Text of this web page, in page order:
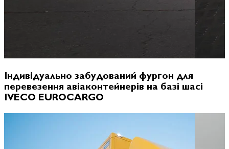
Індивідуально забудований фургон для
перевезення авіаконтейнерів на базі шасі
IVECO EUROCARGO